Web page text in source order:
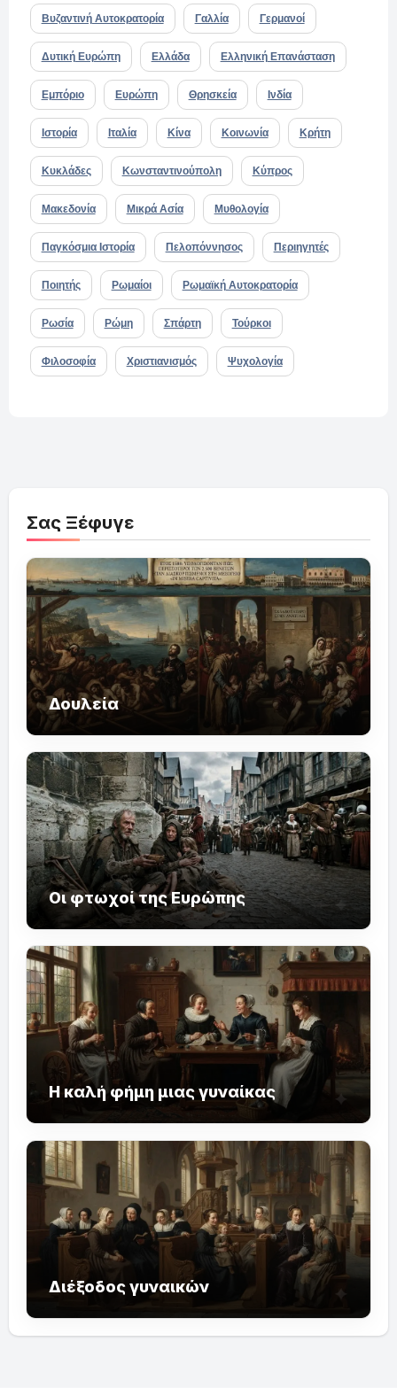
Βυζαντινή Αυτοκρατορία Γαλλία Γερμανοί
Δυτική Ευρώπη Ελλάδα Ελληνική Επανάσταση
Εμπόριο Ευρώπη Θρησκεία Ινδία
Ιστορία Ιταλία Κίνα Κοινωνία Κρήτη
Κυκλάδες Κωνσταντινούπολη Κύπρος
Μακεδονία Μικρά Ασία Μυθολογία
Παγκόσμια Ιστορία Πελοπόννησος Περιηγητές
Ποιητής Ρωμαίοι Ρωμαϊκή Αυτοκρατορία
Ρωσία Ρώμη Σπάρτη Τούρκοι
Φιλοσοφία Χριστιανισμός Ψυχολογία
Σας Ξέφυγε
Δουλεία
Οι φτωχοί της Ευρώπης
Η καλή φήμη μιας γυναίκας
Διέξοδος γυναικών